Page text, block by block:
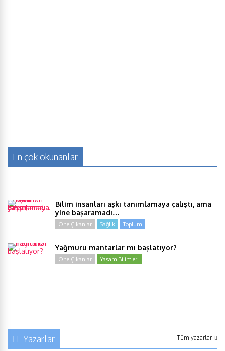
En çok okunanlar
Bilim insanları aşkı tanımlamaya çalıştı, ama
yine başaramadı…
Öne Çıkanlar Sağlık Toplum
Yağmuru mantarlar mı başlatıyor?
Öne Çıkanlar Yaşam Bilimleri
Yazarlar Tüm yazarlar